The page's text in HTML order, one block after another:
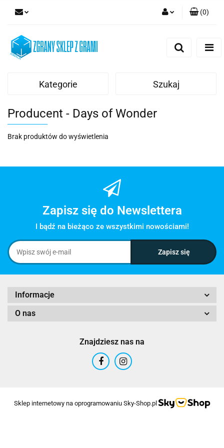
(0)
Kategorie Szukaj
Producent - Days of Wonder
Brak produktów do wyświetlenia
Zapisz się do Newslettera
I bądź na bieżąco ze wszystkimi nowościami!
Informacje
O nas
Znajdziesz nas na
Sklep internetowy na oprogramowaniu Sky-Shop.pl